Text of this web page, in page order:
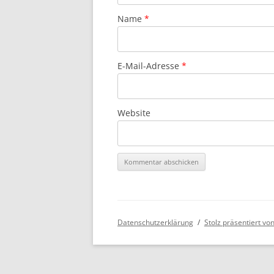
Name *
E-Mail-Adresse *
Website
Datenschutzerklärung Stolz präsentiert